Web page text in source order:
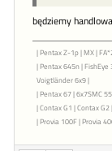
będziemy
| Pentax Z-1p | MX |
| Pentax 645n |
Voigtländer 6x9 |
| Pentax 67 | 6x7SMC
| Contax G1 | Contax
| Provia 100F | Provia